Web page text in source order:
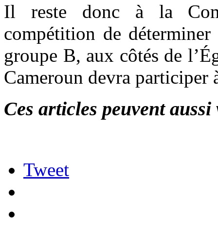
Il reste donc à la
compétition de
groupe B, aux côtés de
Cameroun devra participer
Ces articles peuvent
Tweet